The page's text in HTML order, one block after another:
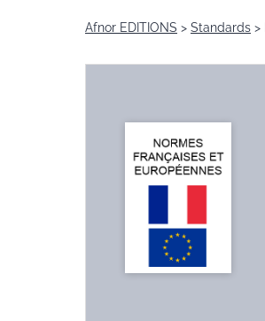
Afnor EDITIONS Standards